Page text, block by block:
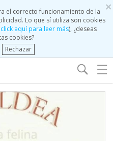
×
el correcto funcionamiento de la
Lo que sí utiliza son cookies
aquí para leer más), ¿deseas
cookies?
Rechazar
☰